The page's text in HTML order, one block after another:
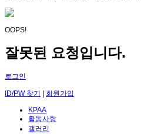
OOPS!
잘못된 요청입니다.
로그인
ID/PW 찾기 | 회원가입
KPAA
활동사항
갤러리